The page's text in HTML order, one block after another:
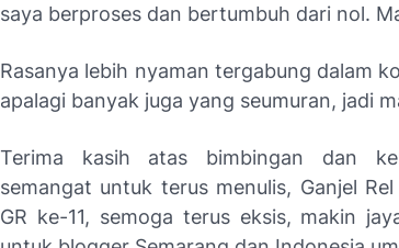
saya berproses dan bertumbuh dari nol.
Rasanya lebih nyaman tergabung dalam
apalagi banyak juga yang seumuran, jadi
Terima kasih atas bimbingan dan
semangat untuk terus menulis, Ganjel
GR ke-11, semoga terus eksis, makin